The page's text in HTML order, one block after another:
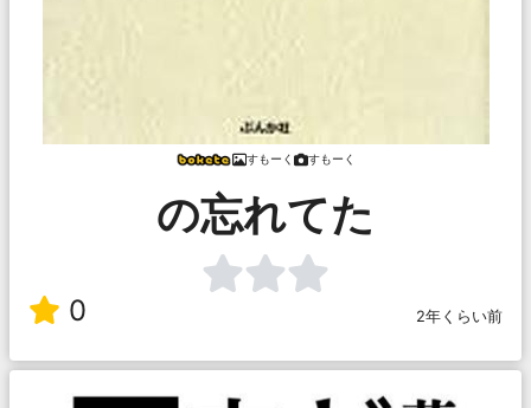
すもーく すもーく
の忘れてた
0 2年くらい前